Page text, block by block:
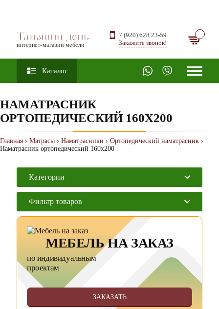
Татьянин день
интернет-магазин мебели
7 (920) 628 23-59
Закажите звонок!
Каталог
НАМАТРАСНИК
ОРТОПЕДИЧЕСКИЙ 160Х200
Главная › Матрасы › Наматрасники › Ортопедический наматрасник ›
Наматрасник ортопедический 160х200
Категории
Фильтр товаров
МЕБЕЛЬ НА ЗАКАЗ
по индивидуальным
проектам
ЗАКАЗАТЬ